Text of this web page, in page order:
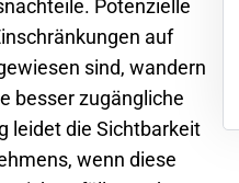
Potenzielle
auf
sind, wandern
besser zugängliche
leidet die Sichtbarkeit
wenn diese